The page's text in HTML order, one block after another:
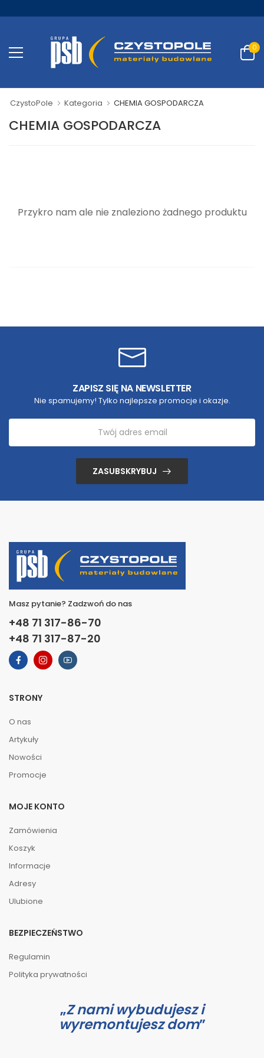
0
CzystoPole Kategoria CHEMIA GOSPODARCZA
CHEMIA GOSPODARCZA
Przykro nam ale nie znaleziono żadnego produktu
ZAPISZ SIĘ NA NEWSLETTER
Nie spamujemy! Tylko najlepsze promocje i okazje.
ZASUBSKRYBUJ
Masz pytanie? Zadzwoń do nas
+48 71 317-86-70
+48 71 317-87-20
STRONY
O nas
Artykuły
Nowości
Promocje
MOJE KONTO
Zamówienia
Koszyk
Informacje
Adresy
Ulubione
BEZPIECZEŃSTWO
Regulamin
Polityka prywatności
Z nami wybudujesz i
wyremontujesz dom